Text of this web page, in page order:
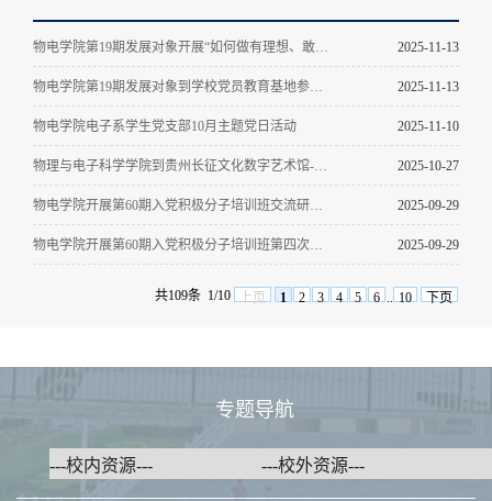
物电学院第19期发展对象开展“如何做有理想、敢担当、能吃苦、肯奋斗的时代新人”交流研讨 2025-11-13
物电学院第19期发展对象到学校党员教育基地参观学习 2025-11-13
物电学院电子系学生党支部10月主题党日活动 2025-11-10
物理与电子科学学院到贵州长征文化数字艺术馆--“红飘带”开展“追寻红色足迹，弘扬长征精神”主题学习活动 2025-10-27
物电学院开展第60期入党积极分子培训班交流研讨--淬炼入党动机，以实际行动向党组织靠拢 2025-09-29
物电学院开展第60期入党积极分子培训班第四次专题党课--中共中央关于党的百年奋斗重大成就和历史经验的决议 2025-09-29
共109条 1/10 上页 1 2 3 4 5 6 .. 10 下页
专题导航